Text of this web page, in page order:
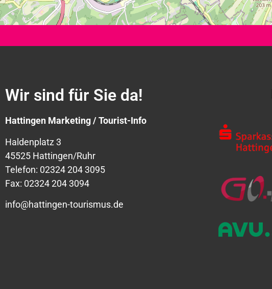
Wir sind für Sie da!
Hattingen Marketing / Tourist-Info
Haldenplatz 3
45525 Hattingen/Ruhr
Telefon: 02324 204 3095
Fax: 02324 204 3094
info@hattingen-tourismus.de